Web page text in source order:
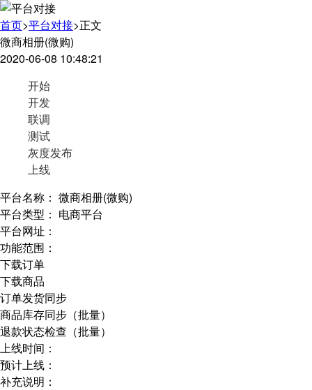
首页>平台对接>正文
微商相册(微购)
2020-06-08 10:48:21
开始
开发
联调
测试
灰度发布
上线
平台名称： 微商相册(微购)
平台类型： 电商平台
平台网址：
功能范围：
下载订单
下载商品
订单发货同步
商品库存同步（批量）
退款状态检查（批量）
上线时间：
预计上线：
补充说明：